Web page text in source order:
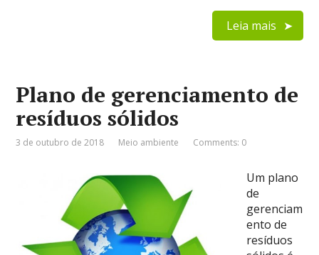
Leia mais
Plano de gerenciamento de
resíduos sólidos
3 de outubro de 2018 Meio ambiente Comments: 0
Um plano
de
gerenciam
ento de
resíduos